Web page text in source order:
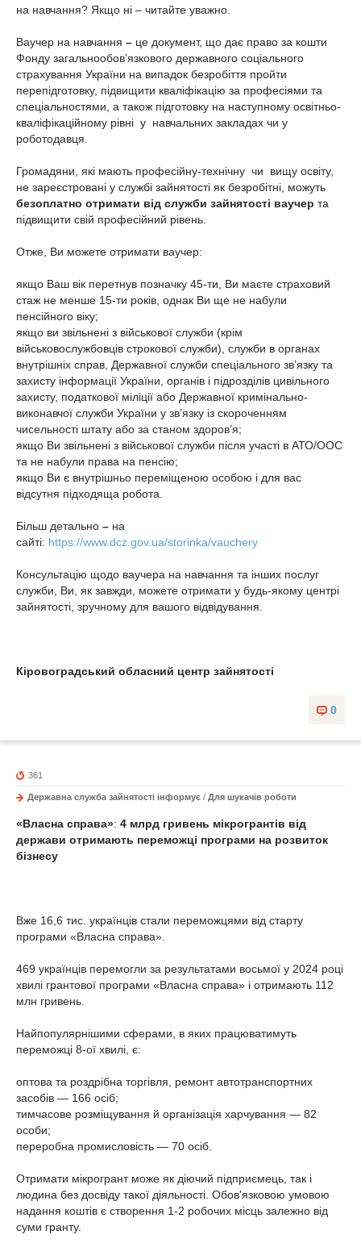
на навчання? Якщо ні – читайте уважно.
Ваучер на навчання – це документ, що дає право за кошти
Фонду загальнообов’язкового державного соціального
страхування України на випадок безробіття пройти
перепідготовку, підвищити кваліфікацію за професіями та
спеціальностями, а також підготовку на наступному освітньо-
кваліфікаційному рівні у навчальних закладах чи у
роботодавця.
Громадяни, які мають професійну-технічну чи вищу освіту,
не зареєстровані у службі зайнятості як безробітні, можуть
безоплатно отримати від служби зайнятості ваучер та
підвищити свій професійний рівень.
Отже, Ви можете отримати ваучер:
якщо Ваш вік перетнув позначку 45-ти, Ви маєте страховий
стаж не менше 15-ти років, однак Ви ще не набули
пенсійного віку;
якщо ви звільнені з військової служби (крім
військовослужбовців строкової служби), служби в органах
внутрішніх справ, Державної служби спеціального зв’язку та
захисту інформації України, органів і підрозділів цивільного
захисту, податкової міліції або Державної кримінально-
виконавчої служби України у зв’язку із скороченням
чисельності штату або за станом здоров’я;
якщо Ви звільнені з військової служби після участі в АТО/ООС
та не набули права на пенсію;
якщо Ви є внутрішньо переміщеною особою і для вас
відсутня підходяща робота.
Більш детально – на
сайті: https://www.dcz.gov.ua/storinka/vauchery
Консультацію щодо ваучера на навчання та інших послуг
служби, Ви, як завжди, можете отримати у будь-якому центрі
зайнятості, зручному для вашого відвідування.
Кіровоградський обласний центр зайнятості
0
361
Державна служба зайнятості інформує / Для шукачів роботи
«Власна справа»: 4 млрд гривень мікрогрантів від
держави отримають переможці програми на розвиток
бізнесу
Вже 16,6 тис. українців стали переможцями від старту
програми «Власна справа».
469 українців перемогли за результатами восьмої у 2024 році
хвилі грантової програми «Власна справа» і отримають 112
млн гривень.
Найпопулярнішими сферами, в яких працюватимуть
переможці 8-ої хвилі, є:
оптова та роздрібна торгівля, ремонт автотранспортних
засобів — 166 осіб;
тимчасове розміщування й організація харчування — 82
особи;
переробна промисловість — 70 осіб.
Отримати мікрогрант може як діючий підприємець, так і
людина без досвіду такої діяльності. Обов'язковою умовою
надання коштів є створення 1-2 робочих місць залежно від
суми гранту.